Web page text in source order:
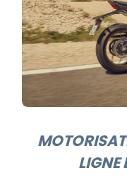
LIGNE